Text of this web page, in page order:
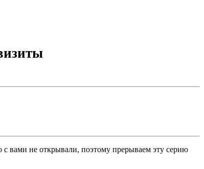
с вами не открывали, поэтому прерываем эту серию